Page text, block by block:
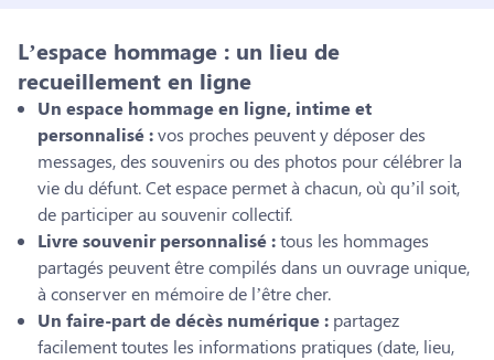
L’espace hommage : un lieu de
recueillement en ligne
Un espace hommage en ligne, intime et
personnalisé :vos proches peuvent y déposer des
messages, des souvenirs ou des photos pour célébrer la
vie du défunt. Cet espace permet à chacun, où qu’il soit,
de participer au souvenir collectif.
Livre souvenir personnalisé :tous les hommages
partagés peuvent être compilés dans un ouvrage unique,
à conserver en mémoire de l’être cher.
Un faire-part de décès numérique : partagez
facilement toutes les informations pratiques (date, lieu,